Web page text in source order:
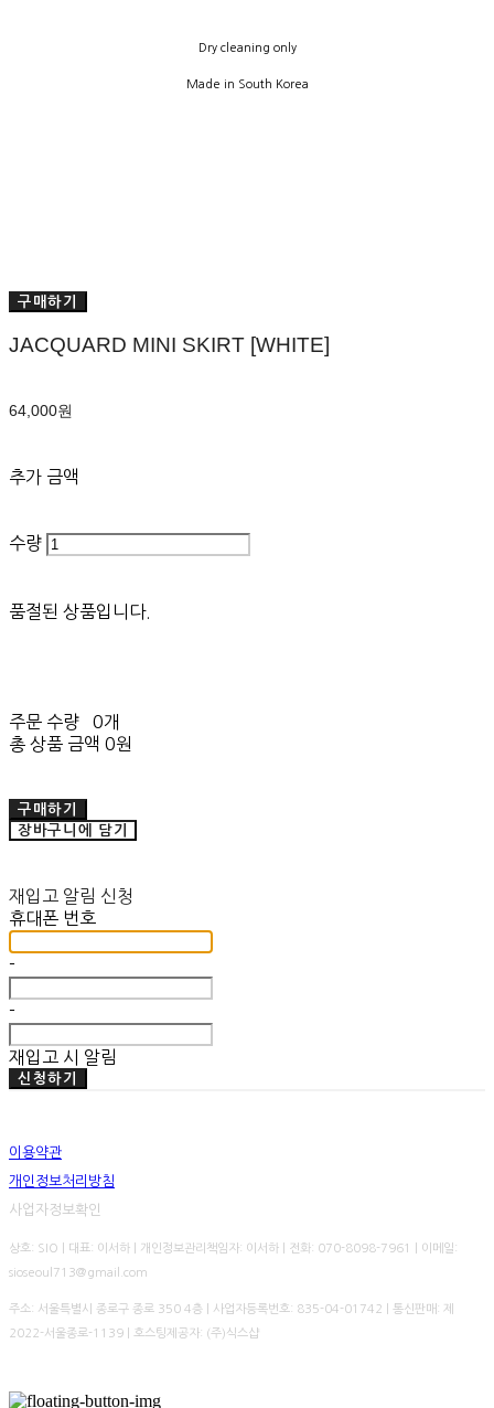
Dry cleaning only
Made in South Korea
구매하기
JACQUARD MINI SKIRT [WHITE]
64,000원
추가 금액
수량
품절된 상품입니다.
주문 수량
0개
총 상품 금액 0원
구매하기
장바구니에 담기
재입고 알림 신청
휴대폰 번호
-
-
재입고 시 알림
신청하기
이용약관
개인정보처리방침
사업자정보확인
상호: SIO | 대표: 이서하 | 개인정보관리책임자: 이서하 | 전화: 070-8098-7961 | 이메일:
sioseoul713@gmail.com
주소: 서울특별시 종로구 종로 350 4층 | 사업자등록번호: 835-04-01742 | 통신판매: 제
2022-서울종로-1139 | 호스팅제공자: (주)식스샵